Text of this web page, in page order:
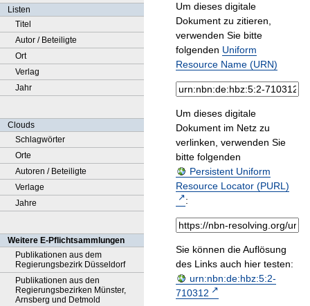
Listen
Titel
Autor / Beteiligte
Ort
Verlag
Jahr
Clouds
Schlagwörter
Orte
Autoren / Beteiligte
Verlage
Jahre
Weitere E-Pflichtsammlungen
Publikationen aus dem
Regierungsbezirk Düsseldorf
Publikationen aus den
Regierungsbezirken Münster,
Arnsberg und Detmold
Um dieses digitale
Dokument zu zitieren,
verwenden Sie bitte
folgenden Uniform
Resource Name (URN)
Um dieses digitale
Dokument im Netz zu
verlinken, verwenden Sie
bitte folgenden
Persistent Uniform
Resource Locator (PURL)
:
Sie können die Auflösung
des Links auch hier testen:
urn:nbn:de:hbz:5:2-
710312